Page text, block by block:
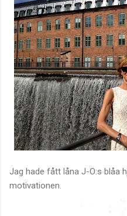
Jag hade fått låna J-O:s blåa
motivationen.